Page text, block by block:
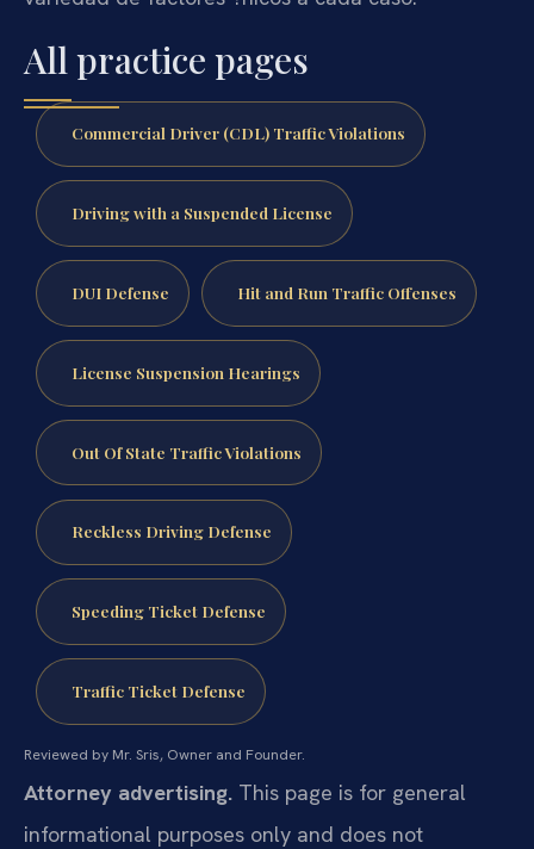
All practice pages
Commercial Driver (CDL) Traffic Violations
Driving with a Suspended License
DUI Defense Hit and Run Traffic Offenses
License Suspension Hearings
Out Of State Traffic Violations
Reckless Driving Defense
Speeding Ticket Defense
Traffic Ticket Defense
Reviewed by Mr. Sris, Owner and Founder.
Attorney advertising. This page is for general
informational purposes only and does not